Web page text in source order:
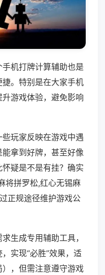
机打牌计算辅助也是
。特别是在大家手机
游戏体验，避免影响
玩家反映在游戏中遇
拿到好牌，甚至好像
疑是不是有挂？确实
将拼罗松,红心无锡麻
正规途径维护游戏公
生成专用辅助工具，
实现“必胜”效果，适
，但需注意遵守游戏